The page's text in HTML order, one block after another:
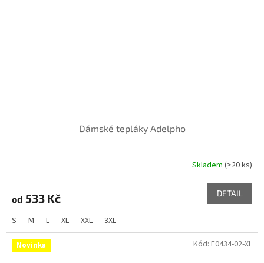
Dámské tepláky Adelpho
Skladem (>20 ks)
od 533 Kč DETAIL
S M L XL XXL 3XL
Novinka Kód: E0434-02-XL